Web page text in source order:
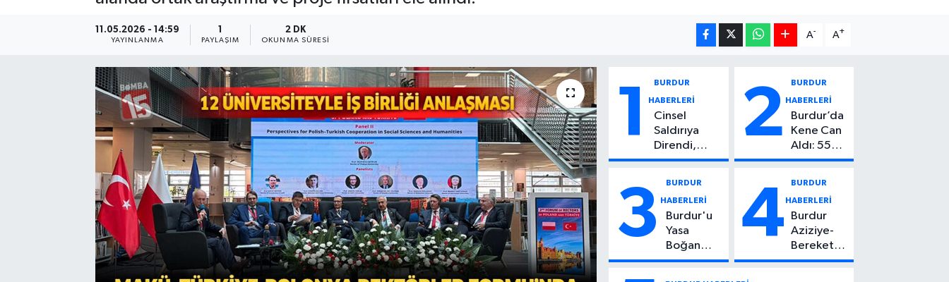
11.05.2026 - 14:59
YAYINLANMA PAYLAŞIM
2 DK
OKUNMA SÜRESI
A- A+
1 BURDUR
HABERLERİ
Cinsel
Saldırıya
Direndi,
Başından
Çocuktan
Kötü Haber!
2 BURDUR
HABERLERİ
Burdur’da
Kene Can
Aldı: 55
Yaşındaki
Kaybetti
3 BURDUR
HABERLERİ
Burdur'u
Yasa
Boğan
Ölüm:
4 BURDUR
HABERLERİ
Burdur
Aziziye-
Bereket
Köyü